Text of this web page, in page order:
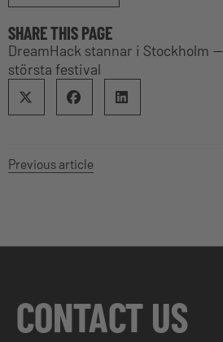
SHARE THIS PAGE
DreamHack stannar i Stockholm
största festival
Previous article
CONTACT US